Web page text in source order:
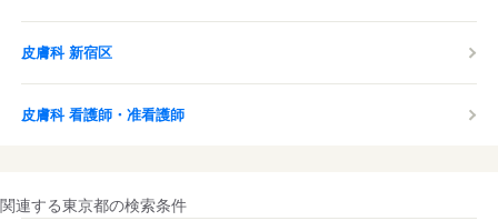
皮膚科 新宿区
皮膚科 看護師・准看護師
関連する東京都の検索条件